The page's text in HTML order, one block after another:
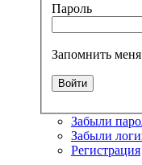
Пароль
Запомнить меня
Забыли
Забыли
Регистрация